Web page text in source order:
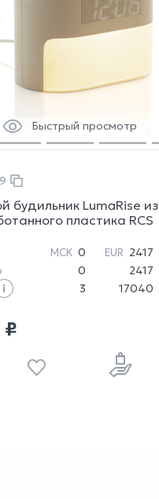
Быстрый просмотр
будильник LumaRise из
пластика RCS
МСК 0 EUR 2417
0
2417
3 17040
₽